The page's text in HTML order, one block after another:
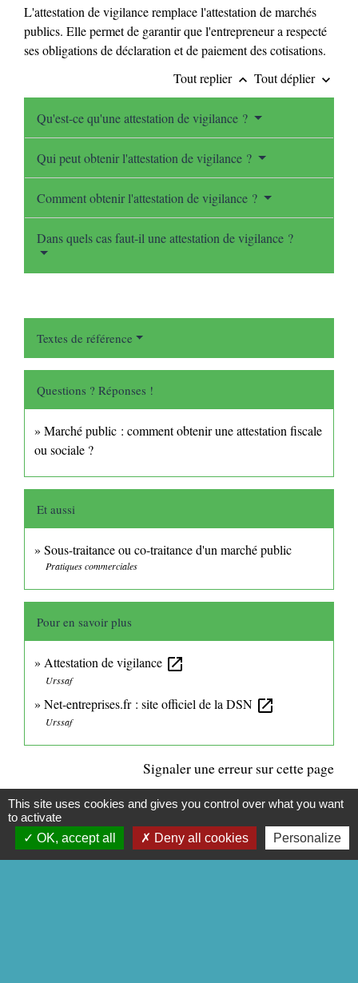
L'attestation de vigilance remplace l'attestation de marchés
publics. Elle permet de garantir que l'entrepreneur a respecté
ses obligations de déclaration et de paiement des cotisations.
Tout replier keyboard_arrow_up Tout déplier keyboard_arrow_down
Qu'est-ce qu'une attestation de vigilance ?
Qui peut obtenir l'attestation de vigilance ?
Comment obtenir l'attestation de vigilance ?
Dans quels cas faut-il une attestation de vigilance ?
Textes de référence
Questions ? Réponses !
Marché public : comment obtenir une attestation fiscale
ou sociale ?
Et aussi
Sous-traitance ou co-traitance d'un marché public
Pratiques commerciales
Pour en savoir plus
Attestation de vigilance open_in_new
Urssaf
Net-entreprises.fr : site officiel de la DSN open_in_new
Urssaf
Signaler une erreur sur cette page
This site uses cookies and gives you control over what you want
to activate
OK, accept all
Deny all cookies Personalize